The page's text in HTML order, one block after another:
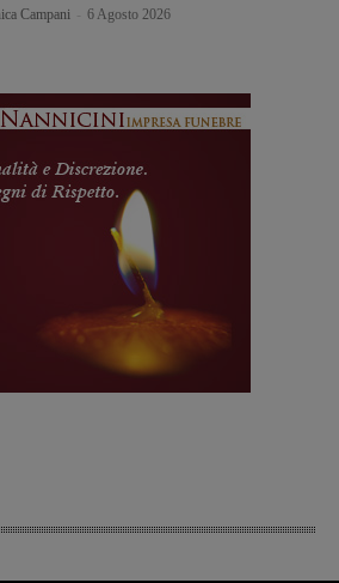
Campani 6 Agosto 2026